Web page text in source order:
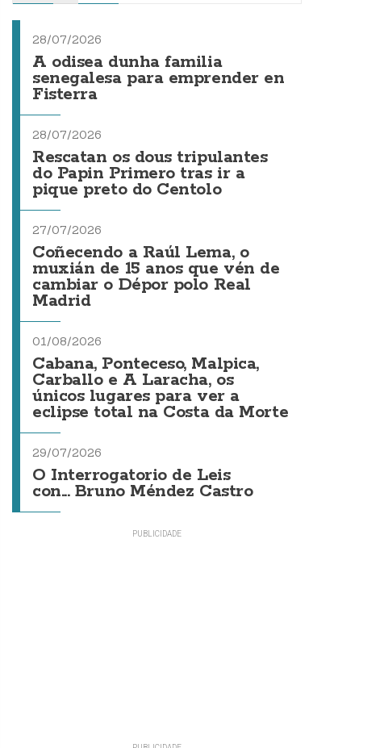
28/07/2026
A odisea dunha familia
senegalesa para emprender en
Fisterra
28/07/2026
Rescatan os dous tripulantes
do Papin Primero tras ir a
pique preto do Centolo
27/07/2026
Coñecendo a Raúl Lema, o
muxián de 15 anos que vén de
cambiar o Dépor polo Real
Madrid
01/08/2026
Cabana, Ponteceso, Malpica,
Carballo e A Laracha, os
únicos lugares para ver a
eclipse total na Costa da Morte
29/07/2026
O Interrogatorio de Leis
con... Bruno Méndez Castro